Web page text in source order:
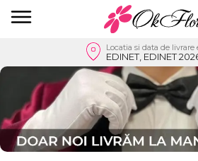
Locatia si data de livrare
EDINET, EDINET